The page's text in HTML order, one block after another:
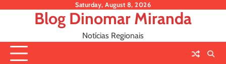
Saturday, August 8, 2026
Blog Dinomar Miranda
Notícias Regionais